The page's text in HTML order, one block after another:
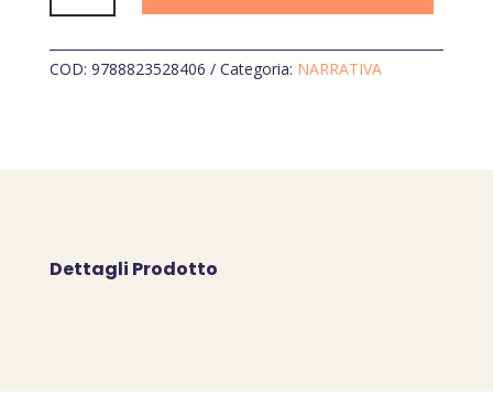
APERTO
COD: 9788823528406 Categoria: NARRATIVA
Dettagli Prodotto